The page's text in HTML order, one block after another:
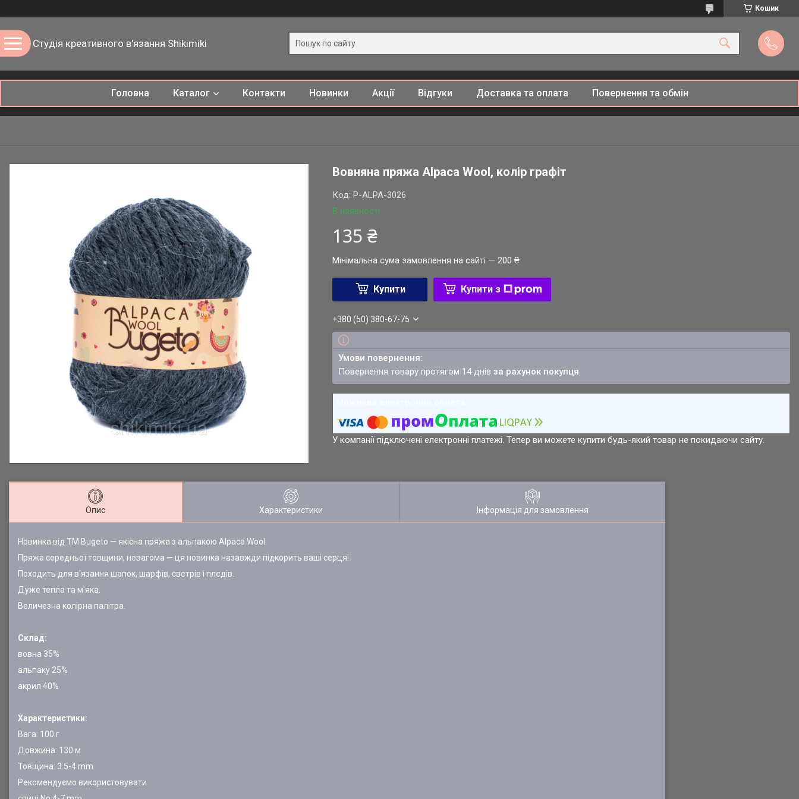
Кошик
Студія креативного в'язання Shikimiki
Головна Каталог Контакти Новинки Акції Відгуки Доставка та оплата Повернення та обмін
Вовняна пряжа Alpaca Wool, колір графіт
В наявності
Код:P-ALPA-3026
135 ₴
Мінімальна сума замовлення на сайті — 200 ₴
Купити Купити з
+380 (50) 380-67-75
повернення товару протягом 14 днівза рахунок покупця
У компанії підключені електронні платежі. Тепер ви можете купити будь-який товар не покидаючи сайту.
Опис Характеристики Інформація для замовлення
Новинка від TM Bugeto — якісна пряжа з альпакою Alpaca Wool.
Пряжа середньої товщини, невагома — ця новинка назавжди підкорить ваші серця!
Походить для в'язання шапок, шарфів, светрів і пледів.
Дуже тепла та м'яка.
Величезна колірна палітра.
Склад:
вовна 35%
альпаку 25%
акрил 40%
Характеристики:
Вага: 100 г
Довжина: 130 м
Товщина: 3.5-4 mm
Рекомендуємо використовувати